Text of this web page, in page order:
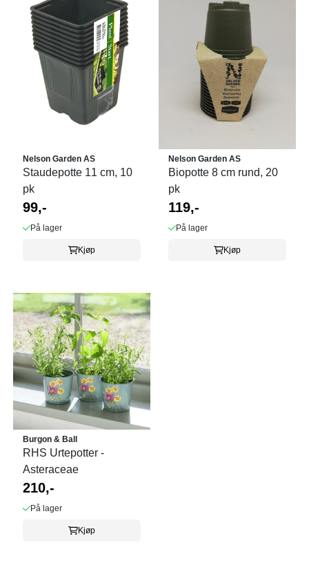
Nelson Garden AS
Staudepotte 11 cm, 10
pk
99,-
På lager
Kjøp
Nelson Garden AS
Biopotte 8 cm rund, 20
pk
119,-
På lager
Kjøp
Burgon & Ball
RHS Urtepotter -
Asteraceae
210,-
På lager
Kjøp